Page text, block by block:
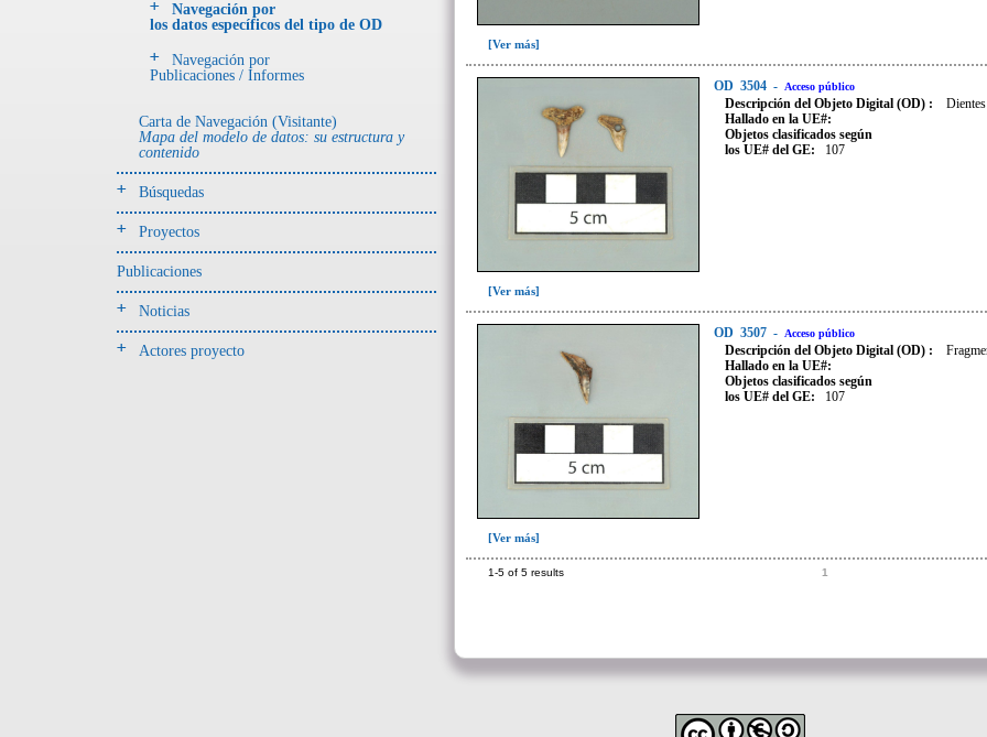
Registro de restos óseos humanos
(individuos)(28)
Registro de unidades
estratigráficas(64)
ofrenda huesos humanos(3)
- UE# y tipo de UE
donde se halló el objeto
-> Hallado en UE del tipo:
los tipos de UE del GE
Depósito (28)
Navegación por
los datos específicos del tipo de OD
Navegación por
Publicaciones / Informes
Carta de Navegación (Visitante)
Mapa del modelo de datos: su estructura y
contenido
Búsquedas
Proyectos
Publicaciones
Noticias
Actores proyecto
[Ver más]
OD 3504 - Acceso público
Descripción del Objeto Digital (OD) :
Hallado en la UE#:
Objetos clasificados según
los UE# del GE:
107
[Ver más]
OD 3507 - Acceso público
Descripción del Objeto Digital (OD) :
Hallado en la UE#:
Objetos clasificados según
los UE# del GE:
107
[Ver más]
1-5 of 5 results 1